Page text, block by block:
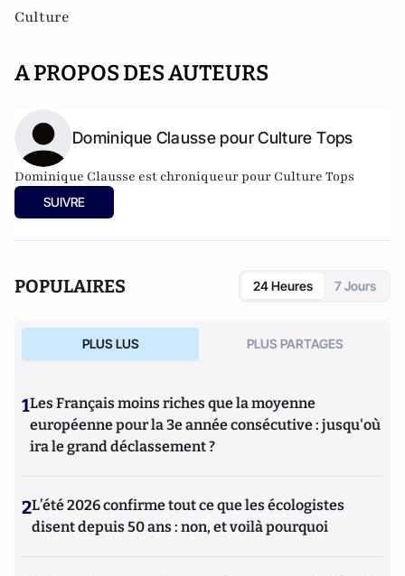
Culture
A PROPOS DES AUTEURS
Dominique Clausse pour Culture Tops
Dominique Clausse est chroniqueur pour Culture Tops
SUIVRE
POPULAIRES 24 Heures 7 Jours
PLUS LUS PLUS PARTAGES
1Les Français moins riches que la moyenne
européenne pour la 3e année consécutive : jusqu'où
ira le grand déclassement ?
2L’été 2026 confirme tout ce que les écologistes
disent depuis 50 ans : non, et voilà pourquoi